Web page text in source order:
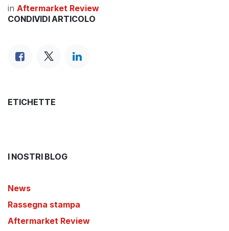
in Aftermarket Review
CONDIVIDI ARTICOLO
ETICHETTE
I NOSTRI BLOG
News
Rassegna stampa
Aftermarket Review